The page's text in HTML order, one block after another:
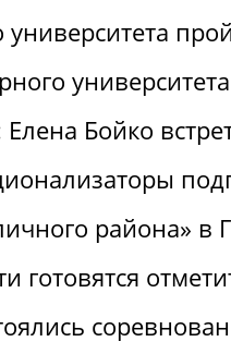
университета
Бойко
района» в
готовятся